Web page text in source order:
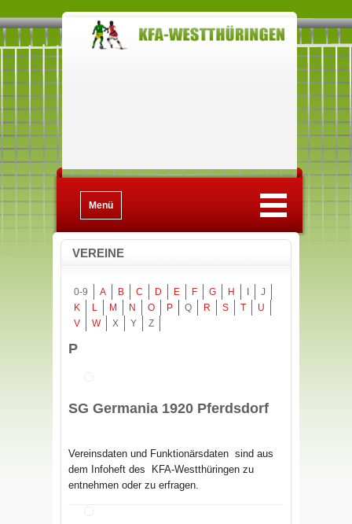
Menü
VEREINE
0-9 A B C D E F G H
J
K
L M N O P Q R S T
U
V
W X Y Z
P
SG Germania 1920 Pferdsdorf
Vereinsdaten und Funktionärsdaten sind aus
dem Infoheft des
KFA-Westthüringen zu
entnehmen oder zu erfragen.